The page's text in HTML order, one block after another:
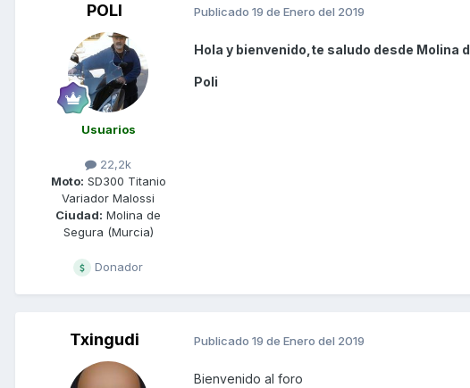
POLI
Usuarios
22,2k
Moto: SD300 Titanio
Variador Malossi
Ciudad: Molina de
Segura (Murcia)
Donador
Publicado 19 de Enero del 2019
Hola y bienvenido,te saludo desde Molina
Poli
Txingudi Publicado 19 de Enero del 2019
Bienvenido al foro